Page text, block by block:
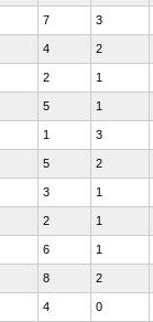
7 3
4 2
2 1
5 1
1 3
5 2
3 1
2 1
6 1
8 2
4 0